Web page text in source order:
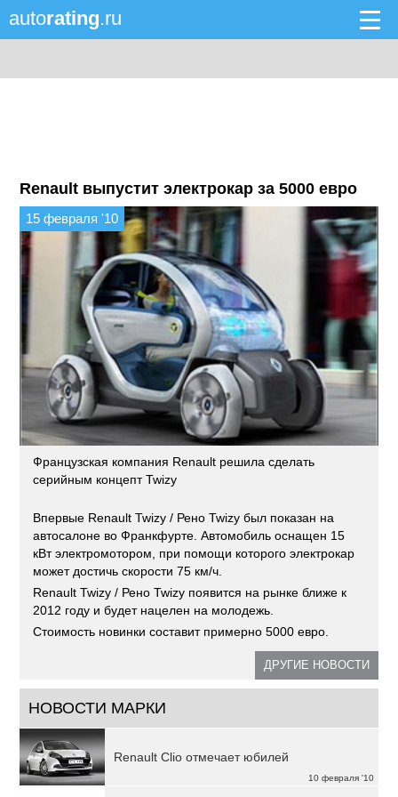
autorating.ru
Renault выпустит электрокар за 5000 евро
15 февраля '10
Французская компания Renault решила сделать
серийным концепт Twizy
Впервые Renault Twizy / Рено Twizy был показан на
автосалоне во Франкфурте. Автомобиль оснащен 15
кВт электромотором, при помощи которого электрокар
может достичь скорости 75 км/ч.
Renault Twizy / Рено Twizy появится на рынке ближе к
2012 году и будет нацелен на молодежь.
Стоимость новинки составит примерно 5000 евро.
ДРУГИЕ НОВОСТИ
НОВОСТИ МАРКИ
10 февраля '10
Renault Clio отмечает юбилей